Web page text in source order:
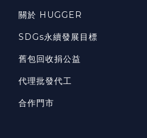
關於 HUGGER
SDGs永續發展目標
舊包回收捐公益
代理批發代工
合作門市